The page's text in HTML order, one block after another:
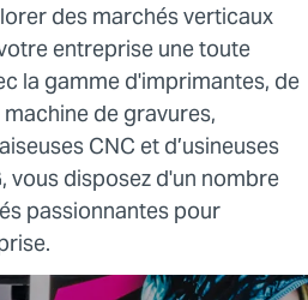
des marchés verticaux
entreprise une toute
la gamme d'imprimantes, de
de gravures,
CNC et d’usineuses
vous disposez d'un nombre
passionnantes pour